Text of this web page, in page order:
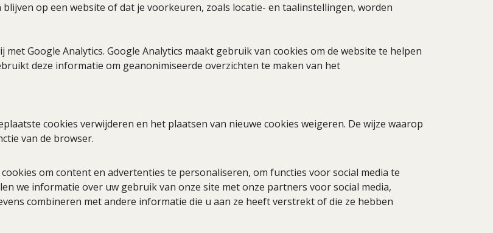
op een website of dat je voorkeuren, zoals locatie- en taalinstellingen, worden
Google Analytics. Google Analytics maakt gebruik van cookies om de website te helpen
deze informatie om geanonimiseerde overzichten te maken van het
cookies verwijderen en het plaatsen van nieuwe cookies weigeren. De wijze waarop
van de browser.
om content en advertenties te personaliseren, om functies voor social media te
we informatie over uw gebruik van onze site met onze partners voor social media,
combineren met andere informatie die u aan ze heeft verstrekt of die ze hebben